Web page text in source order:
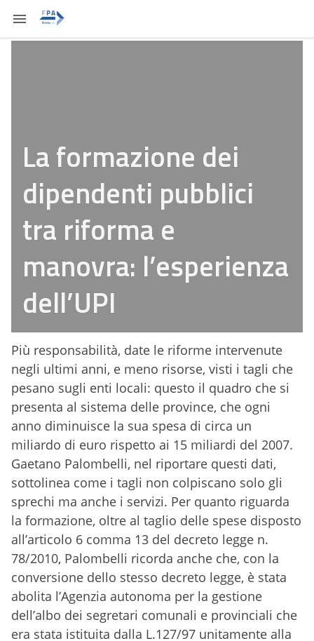
La formazione dei
dipendenti pubblici
tra riforma e
manovra: l’esperienza
dell’UPI
Più responsabilità, date le riforme intervenute
negli ultimi anni, e meno risorse, visti i tagli che
pesano sugli enti locali: questo il quadro che si
presenta al sistema delle province, che ogni
anno diminuisce la sua spesa di circa un
miliardo di euro rispetto ai 15 miliardi del 2007.
Gaetano Palombelli, nel riportare questi dati,
sottolinea come i tagli non colpiscano solo gli
sprechi ma anche i servizi. Per quanto riguarda
la formazione, oltre al taglio delle spese disposto
all’articolo 6 comma 13 del decreto legge n.
78/2010, Palombelli ricorda anche che, con la
conversione dello stesso decreto legge, è stata
abolita l’Agenzia autonoma per la gestione
dell’albo dei segretari comunali e provinciali che
era stata istituita dalla L.127/97 unitamente alla